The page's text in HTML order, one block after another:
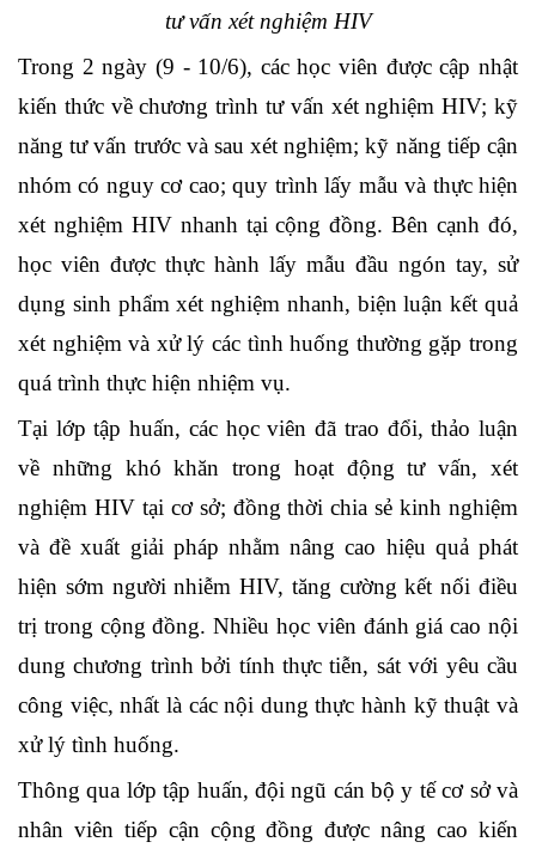
tư vấn xét nghiệm HIV
Trong 2 ngày (9 - 10/6), các học viên được cập nhật
kiến thức về chương trình tư vấn xét nghiệm HIV; kỹ
năng tư vấn trước và sau xét nghiệm; kỹ năng tiếp cận
nhóm có nguy cơ cao; quy trình lấy mẫu và thực hiện
xét nghiệm HIV nhanh tại cộng đồng. Bên cạnh đó,
học viên được thực hành lấy mẫu đầu ngón tay, sử
dụng sinh phẩm xét nghiệm nhanh, biện luận kết quả
xét nghiệm và xử lý các tình huống thường gặp trong
quá trình thực hiện nhiệm vụ.
Tại lớp tập huấn, các học viên đã trao đổi, thảo luận
về những khó khăn trong hoạt động tư vấn, xét
nghiệm HIV tại cơ sở; đồng thời chia sẻ kinh nghiệm
và đề xuất giải pháp nhằm nâng cao hiệu quả phát
hiện sớm người nhiễm HIV, tăng cường kết nối điều
trị trong cộng đồng. Nhiều học viên đánh giá cao nội
dung chương trình bởi tính thực tiễn, sát với yêu cầu
công việc, nhất là các nội dung thực hành kỹ thuật và
xử lý tình huống.
Thông qua lớp tập huấn, đội ngũ cán bộ y tế cơ sở và
nhân viên tiếp cận cộng đồng được nâng cao kiến